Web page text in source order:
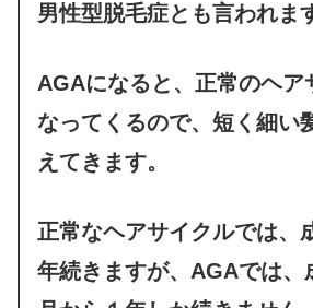
男性型脱毛症とも言われま
AGAになると、正常のヘア
なってくるので、短く細い
えてきます。
正常なヘアサイクルでは、
年続きますが、AGAでは、